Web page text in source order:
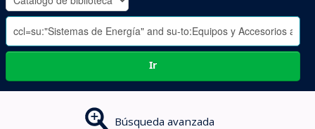
-
Ir
Búsqueda avanzada